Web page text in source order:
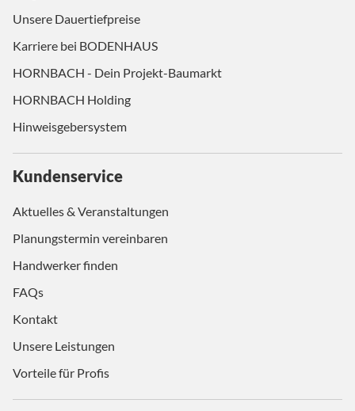
Unsere Dauertiefpreise
Karriere bei BODENHAUS
HORNBACH - Dein Projekt-Baumarkt
HORNBACH Holding
Hinweisgebersystem
Kundenservice
Aktuelles & Veranstaltungen
Planungstermin vereinbaren
Handwerker finden
FAQs
Kontakt
Unsere Leistungen
Vorteile für Profis